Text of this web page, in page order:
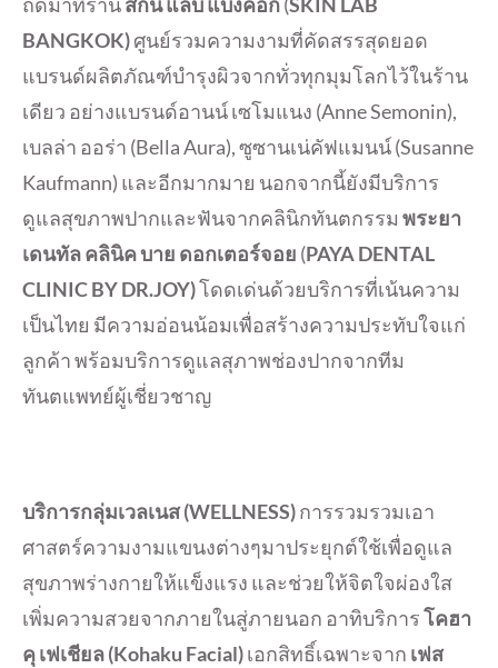
BANGKOK)ศูนย์รวมความงามที่คัดสรรสุดยอด
แบรนด์ผลิตภัณฑ์บำรุงผิวจากทั่วทุกมุมโลกไว้ในร้าน
เดียว อย่างแบรนด์อานน์ เซโมแนง (Anne Semonin),
เบลล่า ออร่า (Bella Aura), ซูซานเน่คัฟแมนน์ (Susanne
Kaufmann) และอีกมากมาย นอกจากนี้ยังมีบริการ
ดูแลสุขภาพปากและฟันจากคลินิกทันตกรรม พระยา
เดนทัล คลินิค บาย ดอกเตอร์จอย (PAYA DENTAL
CLINIC BY DR.JOY)โดดเด่นด้วยบริการที่เน้นความ
เป็นไทย มีความอ่อนน้อมเพื่อสร้างความประทับใจแก่
ลูกค้า พร้อมบริการดูแลสุภาพช่องปากจากทีม
ทันตแพทย์ผู้เชี่ยวชาญ
บริการกลุ่มเวลเนส(WELLNESS)การรวมรวมเอา
ศาสตร์ความงามแขนงต่างๆมาประยุกต์ใช้เพื่อดูแล
สุขภาพร่างกายให้แข็งแรง และช่วยให้จิตใจผ่องใส
เพิ่มความสวยจากภายในสู่ภายนอก อาทิบริการโคฮา
คุ เฟเชียล (Kohaku Facial)เอกสิทธิ์เฉพาะจาก เฟส